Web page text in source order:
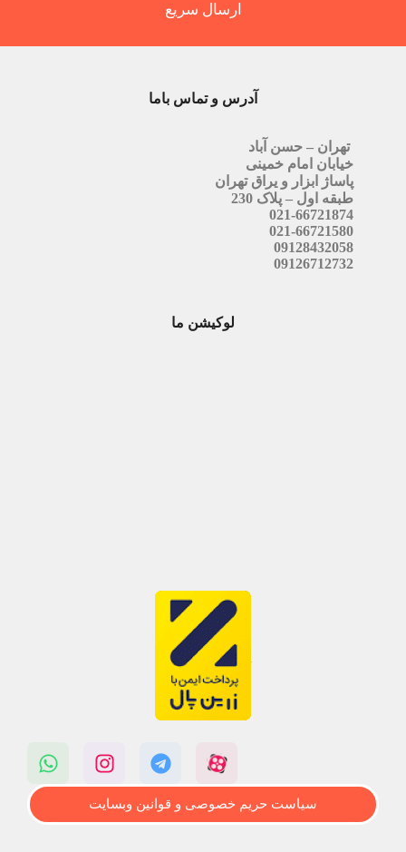
ارسال سریع
آدرس و تماس باما
تهران – حسن آباد
خیابان امام خمینی
پاساژ ابزار و یراق تهران
طبقه اول – پلاک 230
021-66721874
021-66721580
09128432058
09126712732
لوکیشن ما
سیاست حریم خصوصی و قوانین وبسایت